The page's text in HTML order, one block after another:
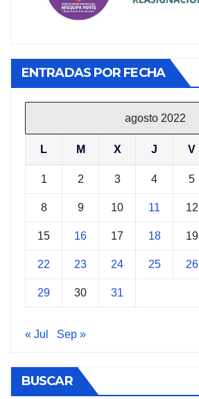
ENTRADAS POR FECHA
agosto 2022
L M X J V
1 2 3 4 5
8 9 10 11 12
15 16 17 18 19
22 23 24 25 26
29 30 31
« Jul Sep »
BUSCAR